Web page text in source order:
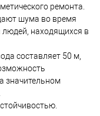
ремонта.
шума во время
находящихся в
составляет 50 м,
значительном